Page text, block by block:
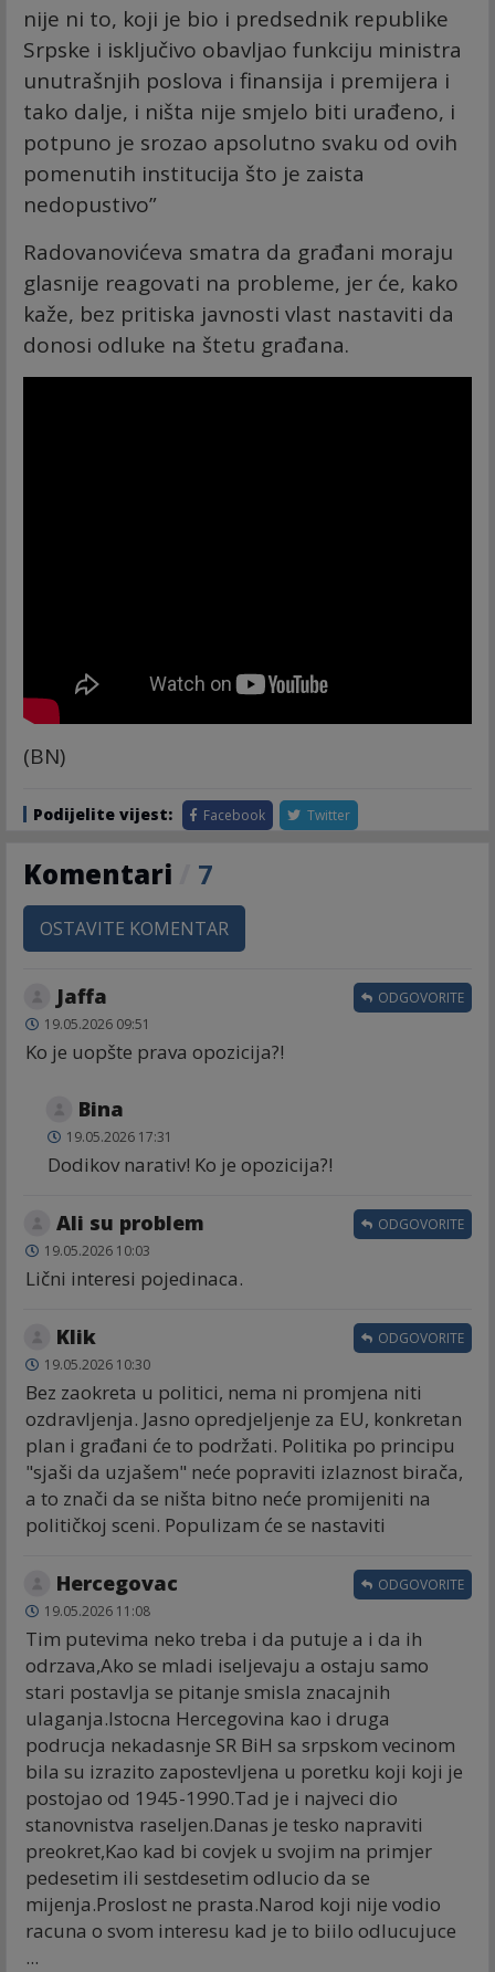
nije ni to, koji je bio i predsednik republike
Srpske i isključivo obavljao funkciju ministra
unutrašnjih poslova i finansija i premijera i
tako dalje, i ništa nije smjelo biti urađeno, i
potpuno je srozao apsolutno svaku od ovih
pomenutih institucija što je zaista
nedopustivo”
Radovanovićeva smatra da građani moraju
glasnije reagovati na probleme, jer će, kako
kaže, bez pritiska javnosti vlast nastaviti da
donosi odluke na štetu građana.
(BN)
Podijelite vijest: Facebook Twitter
Komentari 7
OSTAVITE KOMENTAR
Jaffa
19.05.2026 09:51
Ko je uopšte prava opozicija?!
ODGOVORITE
Bina
19.05.2026 17:31
Dodikov narativ! Ko je opozicija?!
Ali su problem
19.05.2026 10:03
Lični interesi pojedinaca.
ODGOVORITE
Klik
19.05.2026 10:30
Bez zaokreta u politici, nema ni promjena niti
ozdravljenja. Jasno opredjeljenje za EU, konkretan
plan i građani će to podržati. Politika po principu
"sjaši da uzjašem" neće popraviti izlaznost birača,
a to znači da se ništa bitno neće promijeniti na
političkoj sceni. Populizam će se nastaviti
ODGOVORITE
Hercegovac
19.05.2026 11:08
Tim putevima neko treba i da putuje a i da ih
odrzava,Ako se mladi iseljevaju a ostaju samo
stari postavlja se pitanje smisla znacajnih
ulaganja.Istocna Hercegovina kao i druga
podrucja nekadasnje SR BiH sa srpskom vecinom
bila su izrazito zapostevljena u poretku koji koji je
postojao od 1945-1990.Tad je i najveci dio
stanovnistva raseljen.Danas je tesko napraviti
preokret,Kao kad bi covjek u svojim na primjer
pedesetim ili sestdesetim odlucio da se
mijenja.Proslost ne prasta.Narod koji nije vodio
racuna o svom interesu kad je to biilo odlucujuce
...
ODGOVORITE